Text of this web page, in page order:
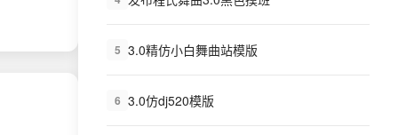
5 3.0精仿小白舞曲站模版
6 3.0仿dj520模版